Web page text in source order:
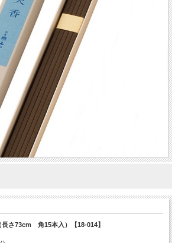
長さ73cm 角15本入）【18-014】